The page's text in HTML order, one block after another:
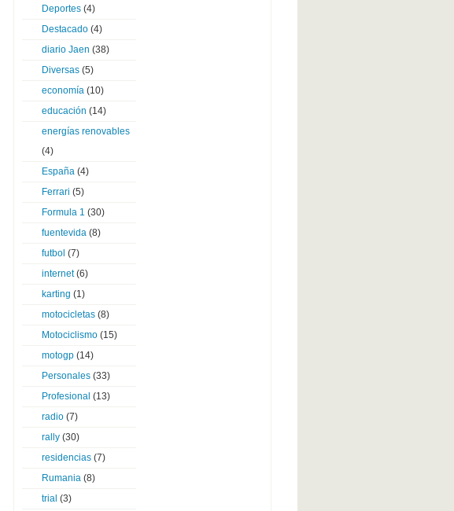
Deportes (4)
Destacado (4)
diario Jaen (38)
Diversas (5)
economía (10)
educación (14)
energías renovables
(4)
España (4)
Ferrari (5)
Formula 1 (30)
fuentevida (8)
futbol (7)
internet(6)
karting (1)
motocicletas (8)
Motociclismo (15)
motogp (14)
Personales (33)
Profesional (13)
radio (7)
rally (30)
residencias (7)
Rumania (8)
trial (3)